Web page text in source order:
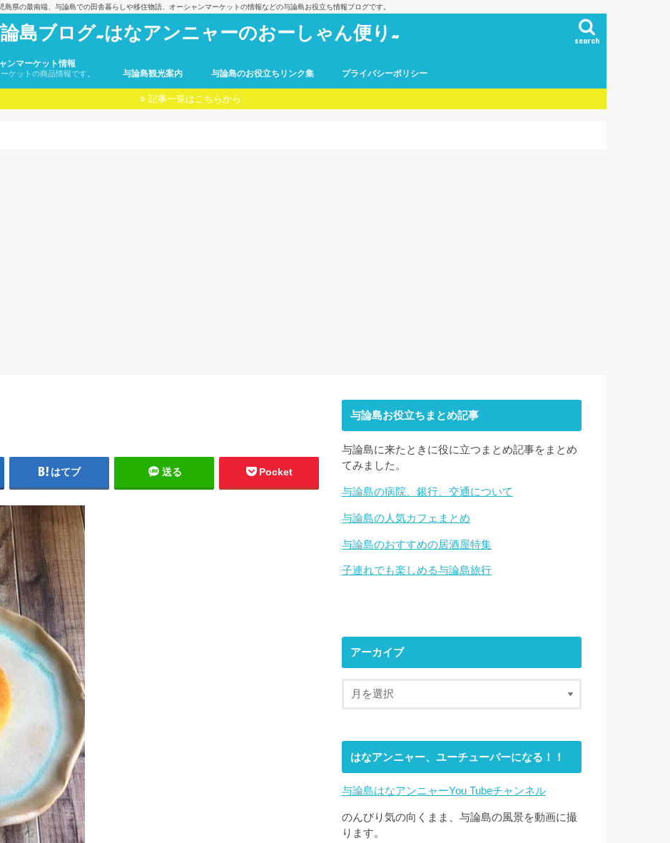
島県の最南端、与論島での田舎暮らしや移住物語、オーシャンマーケットの情報などの与論島お役立ち情報ブログです。
島ブログ~はなアンニャーのおーしゃん便り~ search
ンマーケット情報
ケットの商品情報です。 与論島観光案内 与論島のお役立ちリンク集 プライバシーポリシー
記事一覧はこちらから
はてブ 送る Pocket
与論島お役立ちまとめ記事
与論島に来たときに役に立つまとめ記事をまとめ
てみました。
与論島の病院、銀行、交通について
与論島の人気カフェまとめ
与論島のおすすめの居酒屋特集
子連れでも楽しめる与論島旅行
アーカイブ
はなアンニャー、ユーチューバーになる！！
与論島はなアンニャーYou Tubeチャンネル
のんびり気の向くまま、与論島の風景を動画に撮
ります。